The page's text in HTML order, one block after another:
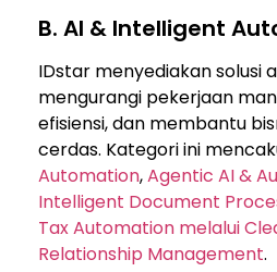
B. AI & Intelligent
IDstar menyediakan solusi
mengurangi pekerjaan
efisiensi, dan membantu
cerdas. Kategori ini
Automation,Agentic AI &
Intelligent Document
Tax Automation melalui
Relationship Management.